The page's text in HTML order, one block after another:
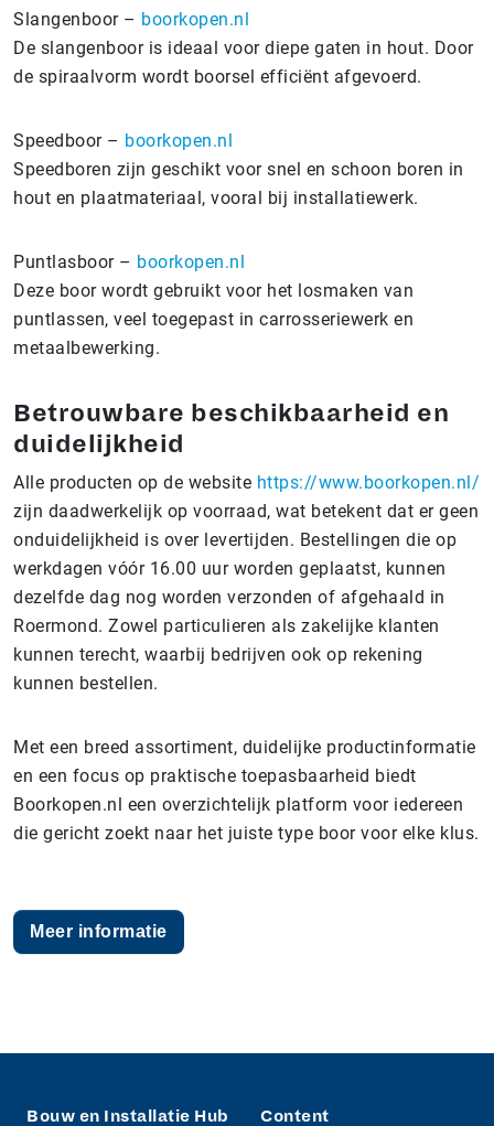
Slangenboor – boorkopen.nl
De slangenboor is ideaal voor diepe gaten in hout. Door
de spiraalvorm wordt boorsel efficiënt afgevoerd.
Speedboor – boorkopen.nl
Speedboren zijn geschikt voor snel en schoon boren in
hout en plaatmateriaal, vooral bij installatiewerk.
Puntlasboor – boorkopen.nl
Deze boor wordt gebruikt voor het losmaken van
puntlassen, veel toegepast in carrosseriewerk en
metaalbewerking.
Betrouwbare beschikbaarheid en
duidelijkheid
Alle producten op de website https://www.boorkopen.nl/
zijn daadwerkelijk op voorraad, wat betekent dat er geen
onduidelijkheid is over levertijden. Bestellingen die op
werkdagen vóór 16.00 uur worden geplaatst, kunnen
dezelfde dag nog worden verzonden of afgehaald in
Roermond. Zowel particulieren als zakelijke klanten
kunnen terecht, waarbij bedrijven ook op rekening
kunnen bestellen.
Met een breed assortiment, duidelijke productinformatie
en een focus op praktische toepasbaarheid biedt
Boorkopen.nl een overzichtelijk platform voor iedereen
die gericht zoekt naar het juiste type boor voor elke klus.
Meer informatie
Bouw en Installatie Hub Content